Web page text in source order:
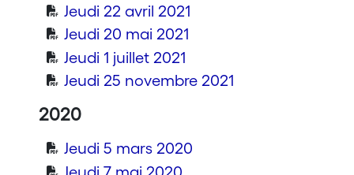
Jeudi 22 avril 2021
Jeudi 20 mai 2021
Jeudi 1 juillet 2021
Jeudi 25 novembre 2021
2020
Jeudi 5 mars 2020
Jeudi 7 mai 2020